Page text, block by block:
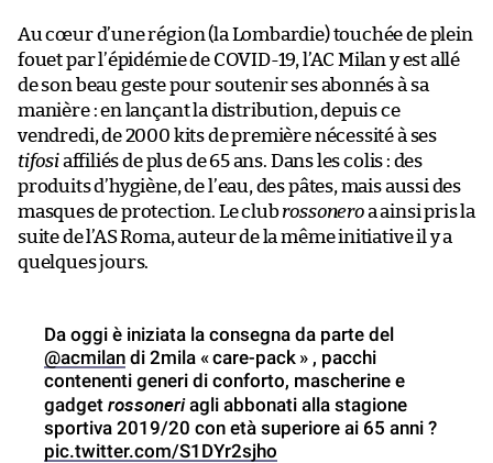
Au cœur d’une région (la Lombardie) touchée de plein
fouet par l’épidémie de COVID-19, l’AC Milan y est allé
de son beau geste pour soutenir ses abonnés à sa
manière : en lançant la distribution, depuis ce
vendredi, de 2000 kits de première nécessité à ses
tifosiaffiliés de plus de 65 ans. Dans les colis : des
produits d’hygiène, de l’eau, des pâtes, mais aussi des
masques de protection. Le clubrossoneroa ainsi pris la
suite de l’AS Roma, auteur de la même initiative il y a
quelques jours.
Da oggi è iniziata la consegna da parte del
@acmilan di 2mila « care-pack » , pacchi
contenenti generi di conforto, mascherine e
gadget rossoneriagli abbonati alla stagione
sportiva 2019/20 con età superiore ai 65 anni ?
pic.twitter.com/S1DYr2sjho